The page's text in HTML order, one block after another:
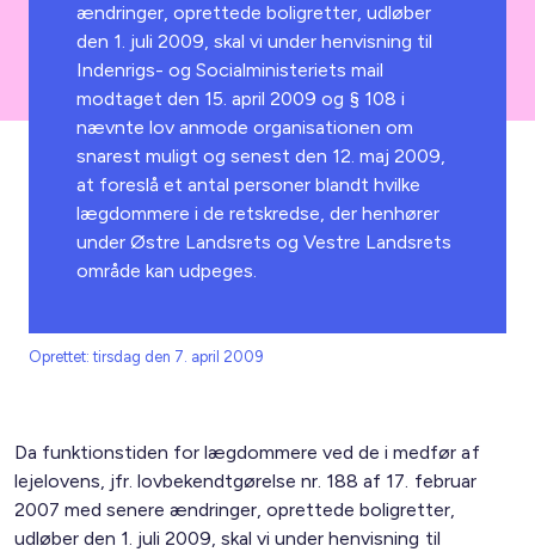
ændringer, oprettede boligretter, udløber
den 1. juli 2009, skal vi under henvisning til
Indenrigs- og Socialministeriets mail
modtaget den 15. april 2009 og § 108 i
nævnte lov anmode organisationen om
snarest muligt og senest den 12. maj 2009,
at foreslå et antal personer blandt hvilke
lægdommere i de retskredse, der henhører
under Østre Landsrets og Vestre Landsrets
område kan udpeges.
Oprettet: tirsdag den 7. april 2009
Da funktionstiden for lægdommere ved de i medfør af
lejelovens, jfr. lovbekendtgørelse nr. 188 af 17. februar
2007 med senere ændringer, oprettede boligretter,
udløber den 1. juli 2009, skal vi under henvisning til